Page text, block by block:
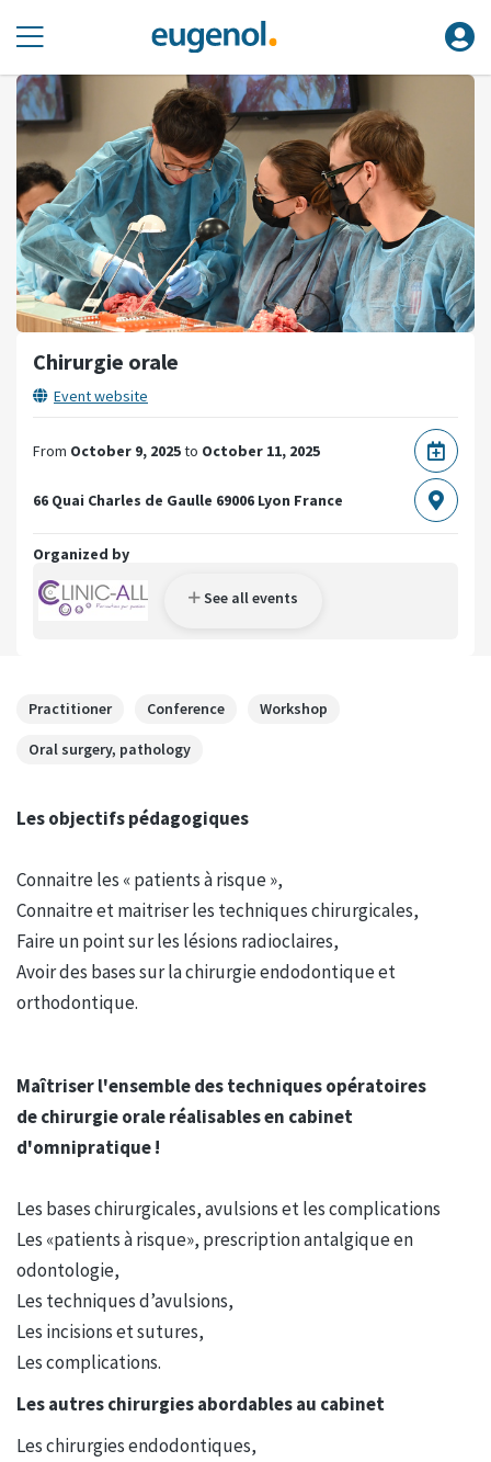
Chirurgie orale
Event website
From October 9, 2025to October 11, 2025
66 Quai Charles de Gaulle 69006 Lyon France
Organized by
See all events
Practitioner Conference Workshop
Oral surgery, pathology
Les objectifs pédagogiques
Connaitre les « patients à risque »,
Connaitre et maitriser les techniques chirurgicales,
Faire un point sur les lésions radioclaires,
Avoir des bases sur la chirurgie endodontique et
orthodontique.
Maîtriser l'ensemble des techniques opératoires
de chirurgie orale réalisables en cabinet
d'omnipratique !
Les bases chirurgicales, avulsions et les complications
Les «patients à risque», prescription antalgique en
odontologie,
Les techniques d’avulsions,
Les incisions et sutures,
Les complications.
Les autres chirurgies abordables au cabinet
Les chirurgies endodontiques,